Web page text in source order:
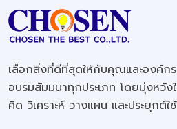
เลือกสิ่งที่ดีที่สุดให้กับคุณและองค์
อบรมสัมมนาทุกประเภท โดยมุ่งหวัง
คิด วิเคราะห์ วางแผน และประยุกต์ใ